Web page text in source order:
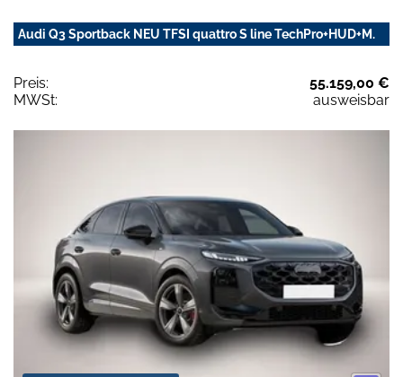
Audi Q3 Sportback NEU TFSI quattro S line TechPro+HUD+M.
Preis:
55.159,00 €
MWSt:
ausweisbar